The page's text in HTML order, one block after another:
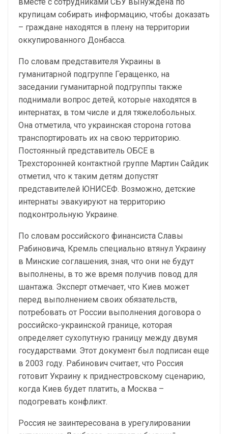
вместе с сотрудниками СБУ вынуждена по
крупицам собирать информацию, чтобы доказать
– граждане находятся в плену на территории
оккупированного Донбасса.
По словам представителя Украины в
гуманитарной подгруппе Геращенко, на
заседании гуманитарной подгруппы также
поднимали вопрос детей, которые находятся в
интернатах, в том числе и для тяжелобольных.
Она отметила, что украинская сторона готова
транспортировать их на свою территорию.
Постоянный представитель ОБСЕ в
Трехсторонней контактной группе Мартин Сайдик
отметил, что к таким детям допустят
представителей ЮНИСЕФ. Возможно, детские
интернаты эвакуируют на территорию
подконтрольную Украине.
По словам российского финансиста Славы
Рабиновича, Кремль специально втянул Украину
в Минские соглашения, зная, что они не будут
выполнены, в то же время получив повод для
шантажа. Эксперт отмечает, что Киев может
перед выполнением своих обязательств,
потребовать от России выполнения договора о
российско-украинской границе, которая
определяет сухопутную границу между двумя
государствами. Этот документ был подписан еще
в 2003 году. Рабинович считает, что Россия
готовит Украину к приднестровскому сценарию,
когда Киев будет платить, а Москва –
подогревать конфликт.
Россия не заинтересована в урегулировании